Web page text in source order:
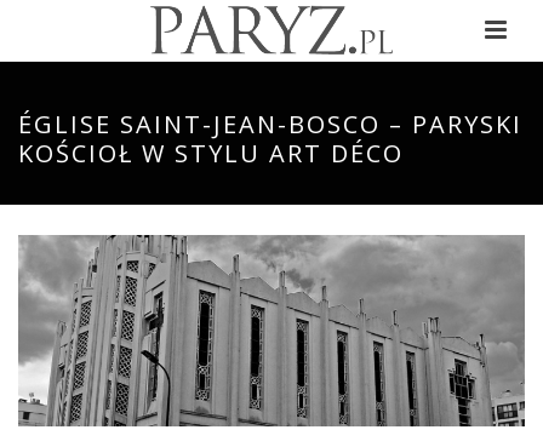
ÉGLISE SAINT-JEAN-BOSCO – PARYSKI
KOŚCIOŁ W STYLU ART DÉCO